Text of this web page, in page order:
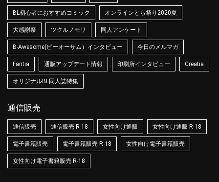
BL初心者におすすめコミック オンラインとら祭り2020夏
大感謝祭 ツクルノモリ 同人アンケート
B-Awesome(ビーオーサム）インタビュー 今日のメルマガ
Fantia 通販アップデート情報 印刷所インタビュー Creatia
オリジナルBL同人誌特集
通信販売
通信販売 通信販売 R-18 女性向け通販 女性向け通販 R-18
電子書籍販売 電子書籍販売 R-18 女性向け電子書籍販売
女性向け電子書籍販売 R-18